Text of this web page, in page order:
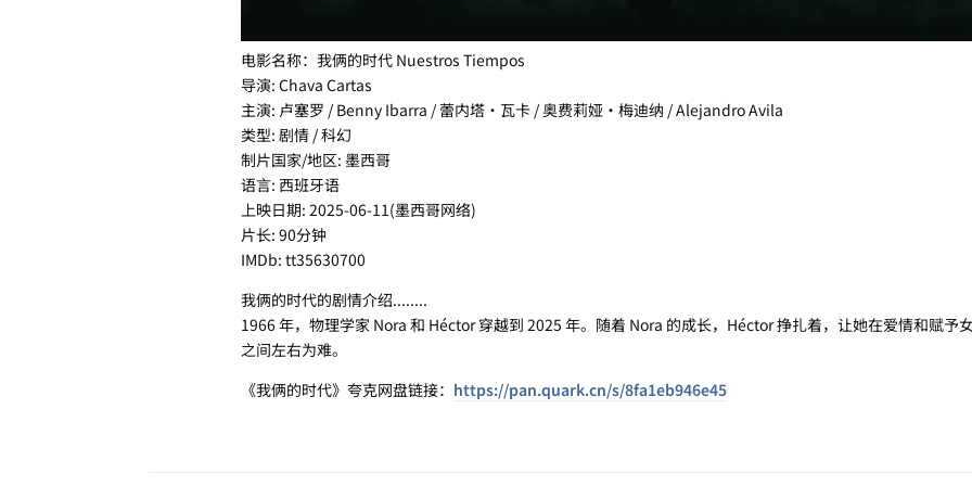
电影名称：我俩的时代 Nuestros Tiempos
导演: ​Chava Cartas
主演: 卢塞罗 / Benny Ibarra / 蕾内塔·瓦卡 / 奥费莉娅·梅迪纳 / Alejandro Avila
类型: 剧情 / 科幻
制片国家/地区: 墨西哥
语言: 西班牙语
上映日期: 2025-06-11(墨西哥网络)
片长: 90分钟
IMDb: tt35630700
我俩的时代的剧情介绍........
1966 年，物理学家 Nora 和 Héctor 穿越到 2025 年。随着 Nora 的成长，Héctor 挣扎着，让她在爱情和赋予
之间左右为难。
《我俩的时代》夸克网盘链接： https://pan.quark.cn/s/8fa1eb946e45